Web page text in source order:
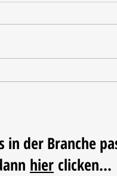
in der Branche
hier clicken...